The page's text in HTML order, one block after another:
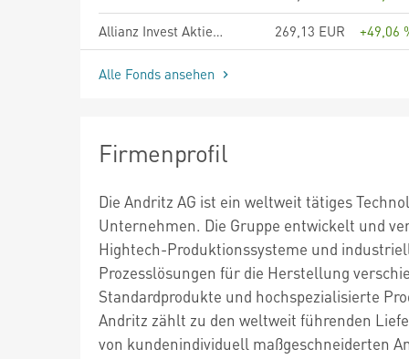
Allianz Invest Aktien Austria Plus T EUR
269,13 EUR +49,06
Alle Fonds ansehen
Firmenprofil
Die Andritz AG ist ein weltweit tätiges
Unternehmen. Die Gruppe entwickelt und
Hightech-Produktionssysteme und
Prozesslösungen für die Herstellung
Standardprodukte und hochspezialisierte
Andritz zählt zu den weltweit führenden
von kundenindividuell maßgeschneiderten